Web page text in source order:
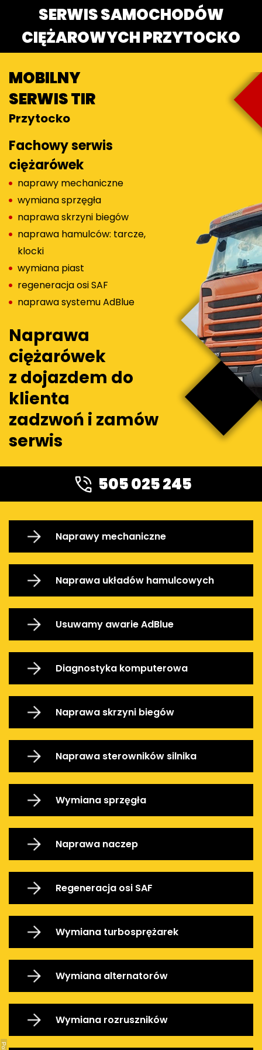
SERWIS SAMOCHODÓW
CIĘŻAROWYCH PRZYTOCKO
MOBILNY
SERWIS TIR
Przytocko
Fachowy serwis
ciężarówek
naprawy mechaniczne
wymiana sprzęgła
naprawa skrzyni biegów
naprawa hamulców: tarcze,
klocki
wymiana piast
regeneracja osi SAF
naprawa systemu AdBlue
Naprawa
ciężarówek
z dojazdem do
klienta
zadzwoń i zamów
serwis
505 025 245
Naprawy mechaniczne
Naprawa układów hamulcowych
Usuwamy awarie AdBlue
Diagnostyka komputerowa
Naprawa skrzyni biegów
Naprawa sterowników silnika
Wymiana sprzęgła
Naprawa naczep
Regeneracja osi SAF
Wymiana turbosprężarek
Wymiana alternatorów
Wymiana rozruszników